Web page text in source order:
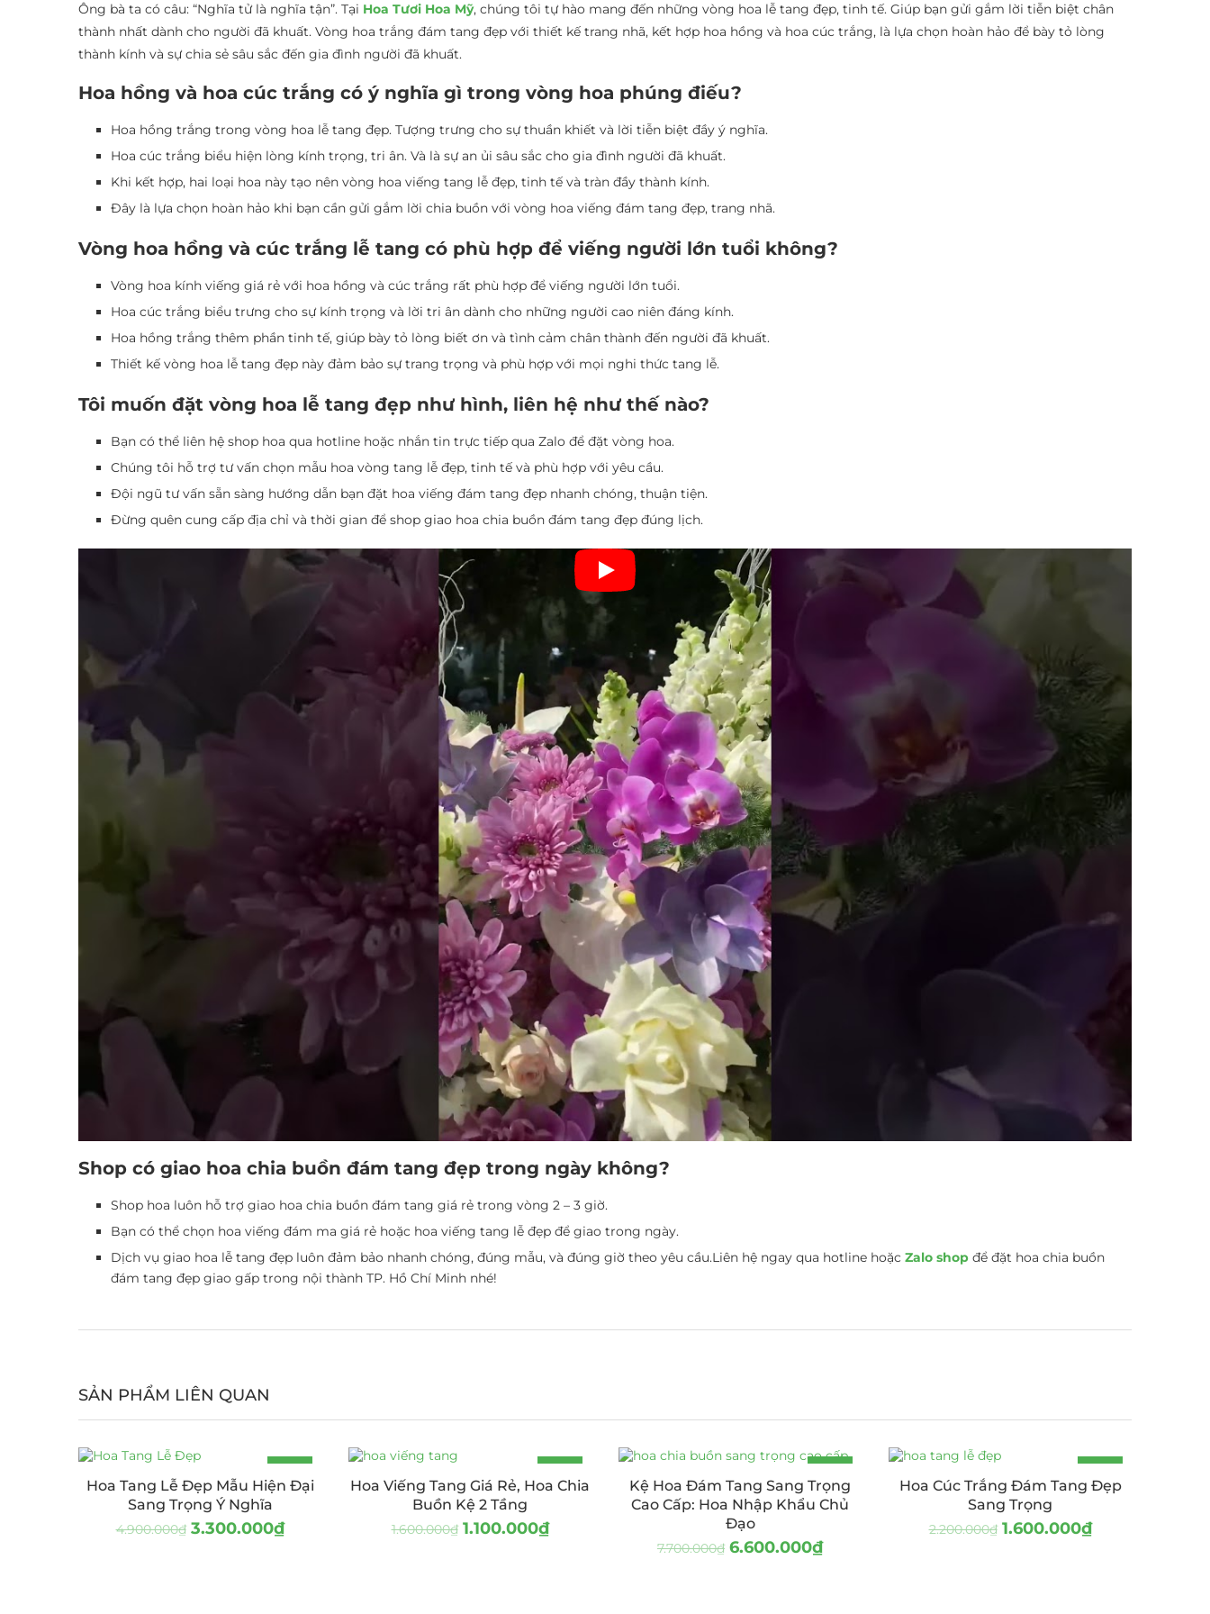
Ông bà ta có câu: “Nghĩa tử là nghĩa tận”. Tại Hoa Tươi Hoa Mỹ, chúng tôi tự hào mang đến những vòng hoa lễ tang đẹp, tinh tế. Giúp bạn gửi gắm lời tiễn biệt chân
thành nhất dành cho người đã khuất. Vòng hoa trắng đám tang đẹp với thiết kế trang nhã, kết hợp hoa hồng và hoa cúc trắng, là lựa chọn hoàn hảo để bày tỏ lòng
thành kính và sự chia sẻ sâu sắc đến gia đình người đã khuất.
Hoa hồng và hoa cúc trắng có ý nghĩa gì trong vòng hoa phúng điếu?
Hoa hồng trắng trong vòng hoa lễ tang đẹp. Tượng trưng cho sự thuần khiết và lời tiễn biệt đầy ý nghĩa.
Hoa cúc trắng biểu hiện lòng kính trọng, tri ân. Và là sự an ủi sâu sắc cho gia đình người đã khuất.
Khi kết hợp, hai loại hoa này tạo nên vòng hoa viếng tang lễ đẹp, tinh tế và tràn đầy thành kính.
Đây là lựa chọn hoàn hảo khi bạn cần gửi gắm lời chia buồn với vòng hoa viếng đám tang đẹp, trang nhã.
Vòng hoa hồng và cúc trắng lễ tang có phù hợp để viếng người lớn tuổi không?
Vòng hoa kính viếng giá rẻ với hoa hồng và cúc trắng rất phù hợp để viếng người lớn tuổi.
Hoa cúc trắng biểu trưng cho sự kính trọng và lời tri ân dành cho những người cao niên đáng kính.
Hoa hồng trắng thêm phần tinh tế, giúp bày tỏ lòng biết ơn và tình cảm chân thành đến người đã khuất.
Thiết kế vòng hoa lễ tang đẹp này đảm bảo sự trang trọng và phù hợp với mọi nghi thức tang lễ.
Tôi muốn đặt vòng hoa lễ tang đẹp như hình, liên hệ như thế nào?
Bạn có thể liên hệ shop hoa qua hotline hoặc nhắn tin trực tiếp qua Zalo để đặt vòng hoa.
Chúng tôi hỗ trợ tư vấn chọn mẫu hoa vòng tang lễ đẹp, tinh tế và phù hợp với yêu cầu.
Đội ngũ tư vấn sẵn sàng hướng dẫn bạn đặt hoa viếng đám tang đẹp nhanh chóng, thuận tiện.
Đừng quên cung cấp địa chỉ và thời gian để shop giao hoa chia buồn đám tang đẹp đúng lịch.
Shop có giao hoa chia buồn đám tang đẹp trong ngày không?
Shop hoa luôn hỗ trợ giao hoa chia buồn đám tang giá rẻ trong vòng 2 – 3 giờ.
Bạn có thể chọn hoa viếng đám ma giá rẻ hoặc hoa viếng tang lễ đẹp để giao trong ngày.
Dịch vụ giao hoa lễ tang đẹp luôn đảm bảo nhanh chóng, đúng mẫu, và đúng giờ theo yêu cầu.Liên hệ ngay qua hotline hoặc Zalo shop để đặt hoa chia buồn
đám tang đẹp giao gấp trong nội thành TP. Hồ Chí Minh nhé!
SẢN PHẨM LIÊN QUAN
-33%
Hoa Tang Lễ Đẹp Mẫu Hiện Đại
Sang Trọng Ý Nghĩa
4.900.000₫ 3.300.000₫
-31%
Hoa Viếng Tang Giá Rẻ, Hoa Chia
Buồn Kệ 2 Tầng
1.600.000₫ 1.100.000₫
-14%
Kệ Hoa Đám Tang Sang Trọng
Cao Cấp: Hoa Nhập Khẩu Chủ
Đạo
7.700.000₫ 6.600.000₫
-27%
Hoa Cúc Trắng Đám Tang Đẹp
Sang Trọng
2.200.000₫ 1.600.000₫